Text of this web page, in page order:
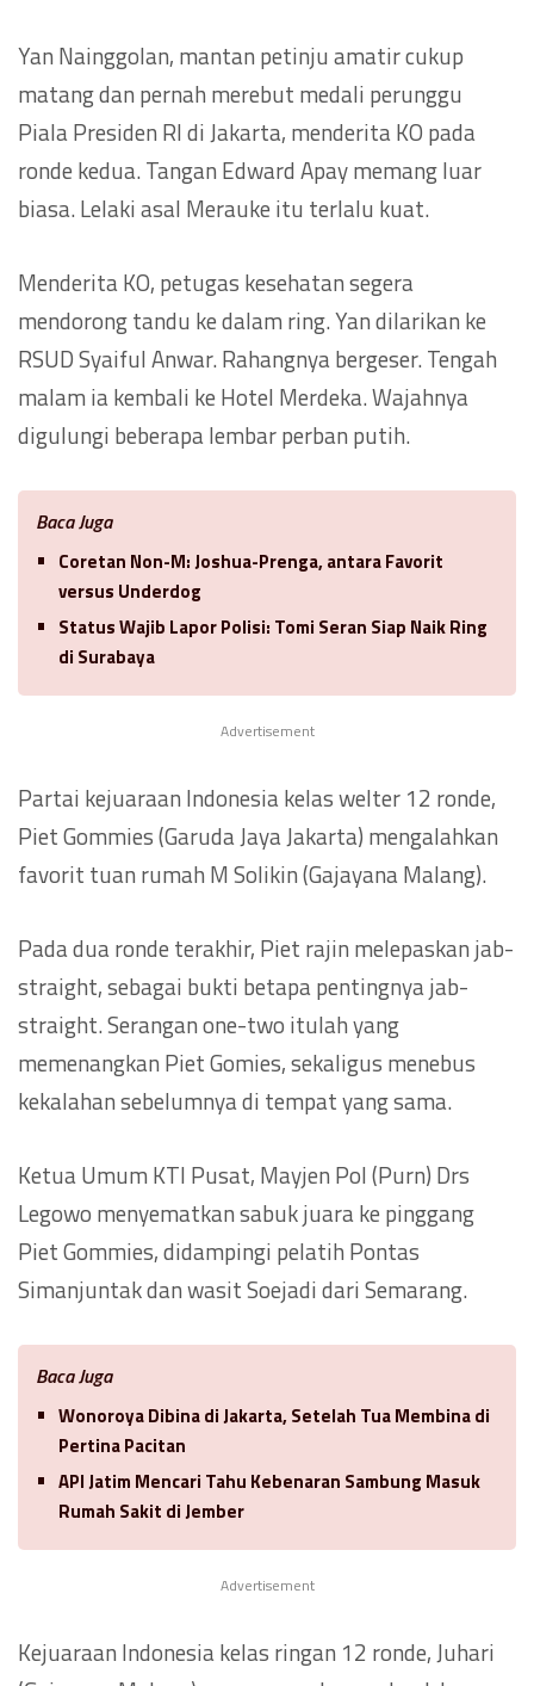
Yan Nainggolan, mantan petinju amatir cukup
matang dan pernah merebut medali perunggu
Piala Presiden RI di Jakarta, menderita KO pada
ronde kedua. Tangan Edward Apay memang luar
biasa. Lelaki asal Merauke itu terlalu kuat.
Menderita KO, petugas kesehatan segera
mendorong tandu ke dalam ring. Yan dilarikan ke
RSUD Syaiful Anwar. Rahangnya bergeser. Tengah
malam ia kembali ke Hotel Merdeka. Wajahnya
digulungi beberapa lembar perban putih.
Baca Juga
Coretan Non-M: Joshua-Prenga, antara Favorit
versus Underdog
Status Wajib Lapor Polisi: Tomi Seran Siap Naik Ring
di Surabaya
Advertisement
Partai kejuaraan Indonesia kelas welter 12 ronde,
Piet Gommies (Garuda Jaya Jakarta) mengalahkan
favorit tuan rumah M Solikin (Gajayana Malang).
Pada dua ronde terakhir, Piet rajin melepaskan jab-
straight, sebagai bukti betapa pentingnya jab-
straight. Serangan one-two itulah yang
memenangkan Piet Gomies, sekaligus menebus
kekalahan sebelumnya di tempat yang sama.
Ketua Umum KTI Pusat, Mayjen Pol (Purn) Drs
Legowo menyematkan sabuk juara ke pinggang
Piet Gommies, didampingi pelatih Pontas
Simanjuntak dan wasit Soejadi dari Semarang.
Baca Juga
Wonoroya Dibina di Jakarta, Setelah Tua Membina di
Pertina Pacitan
API Jatim Mencari Tahu Kebenaran Sambung Masuk
Rumah Sakit di Jember
Advertisement
Kejuaraan Indonesia kelas ringan 12 ronde, Juhari